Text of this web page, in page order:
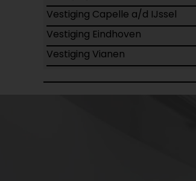
Vestiging Capelle a/d IJssel
Vestiging Eindhoven
Vestiging Vianen